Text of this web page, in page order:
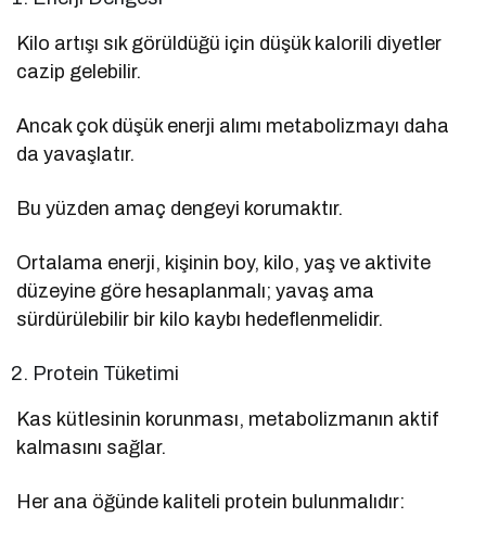
Kilo artışı sık görüldüğü için düşük kalorili diyetler
cazip gelebilir.
Ancak çok düşük enerji alımı metabolizmayı daha
da yavaşlatır.
Bu yüzden amaç dengeyi korumaktır.
Ortalama enerji, kişinin boy, kilo, yaş ve aktivite
düzeyine göre hesaplanmalı; yavaş ama
sürdürülebilir bir kilo kaybı hedeflenmelidir.
Protein Tüketimi
Kas kütlesinin korunması, metabolizmanın aktif
kalmasını sağlar.
Her ana öğünde kaliteli protein bulunmalıdır: